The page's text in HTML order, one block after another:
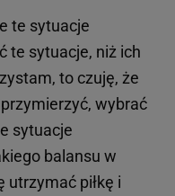
te sytuacje
te sytuacje, niż ich
to czuję, że
wybrać
sytuacje
balansu w
utrzymać piłkę i